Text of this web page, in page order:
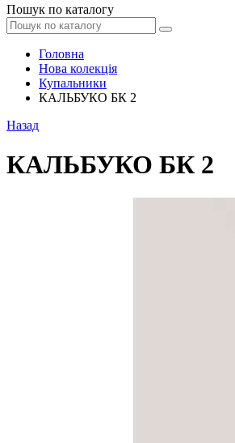
Пошук по каталогу
Головна
Нова колекція
Купальники
КАЛЬБУКО БК 2
Назад
КАЛЬБУКО БК 2